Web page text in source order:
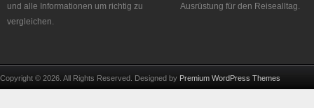
und alle Informationen um richtig zu
vergleichen.
Ausrüstung für den Reisealltag.
Copyright © 2026. All Rights Reserved. Designed by Premium WordPress Themes